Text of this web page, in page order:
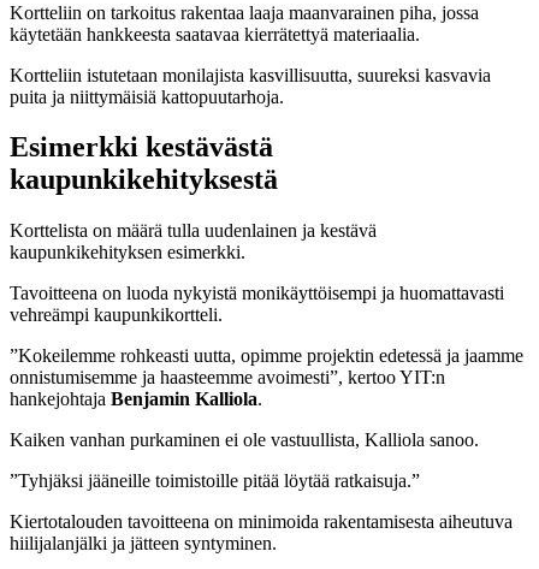
Kortteliin on tarkoitus rakentaa laaja maanvarainen piha, jossa
käytetään hankkeesta saatavaa kierrätettyä materiaalia.
Kortteliin istutetaan monilajista kasvillisuutta, suureksi kasvavia
puita ja niittymäisiä kattopuutarhoja.
Esimerkki kestävästä
kaupunkikehityksestä
Korttelista on määrä tulla uudenlainen ja kestävä
kaupunkikehityksen esimerkki.
Tavoitteena on luoda nykyistä monikäyttöisempi ja huomattavasti
vehreämpi kaupunkikortteli.
”Kokeilemme rohkeasti uutta, opimme projektin edetessä ja jaamme
onnistumisemme ja haasteemme avoimesti”, kertoo YIT:n
hankejohtaja Benjamin Kalliola.
Kaiken vanhan purkaminen ei ole vastuullista, Kalliola sanoo.
”Tyhjäksi jääneille toimistoille pitää löytää ratkaisuja.”
Kiertotalouden tavoitteena on minimoida rakentamisesta aiheutuva
hiilijalanjälki ja jätteen syntyminen.